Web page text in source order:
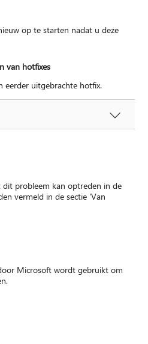
op te starten nadat u deze
van hotfixes
eerder uitgebrachte hotfix.
probleem kan optreden in de
vermeld in de sectie 'Van
Microsoft wordt gebruikt om